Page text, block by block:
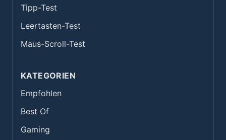
Tipp-Test
Leertasten-Test
Maus-Scroll-Test
KATEGORIEN
Empfohlen
Best Of
Gaming